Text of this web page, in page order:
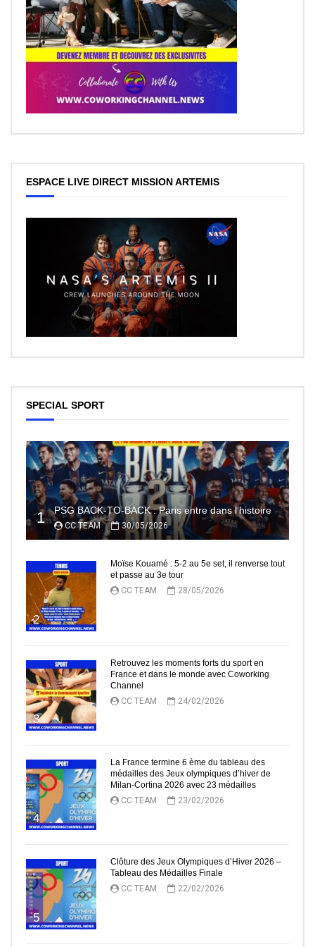
ESPACE LIVE DIRECT MISSION ARTEMIS
SPECIAL SPORT
1 PSG BACK-TO-BACK : Paris entre dans l’histoire
CC TEAM 30/05/2026
2
Moïse Kouamé : 5-2 au 5e set, il renverse tout
et passe au 3e tour
CC TEAM
28/05/2026
3
Retrouvez les moments forts du sport en
France et dans le monde avec Coworking
Channel
CC TEAM
24/02/2026
4
La France termine 6 ème du tableau des
médailles des Jeux olympiques d’hiver de
Milan-Cortina 2026 avec 23 médailles
CC TEAM
23/02/2026
5
Clôture des Jeux Olympiques d’Hiver 2026 –
Tableau des Médailles Finale
CC TEAM
22/02/2026